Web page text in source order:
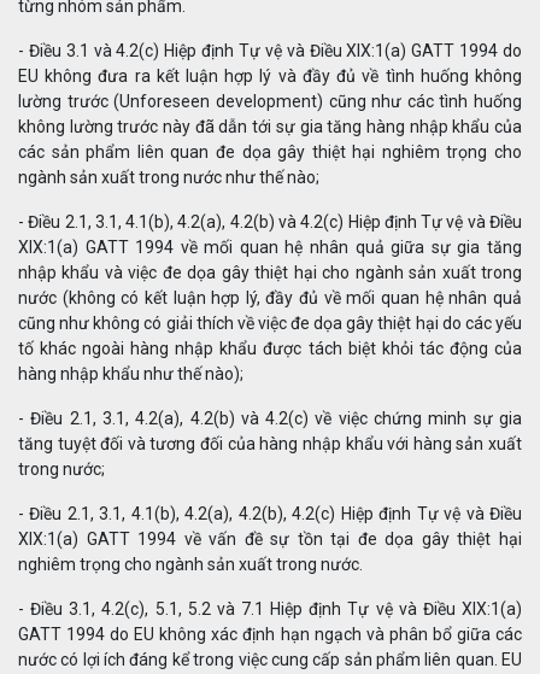
từng nhóm sản phẩm.
- Điều 3.1 và 4.2(c) Hiệp định Tự vệ và Điều XIX:1(a) GATT 1994 do
EU không đưa ra kết luận hợp lý và đầy đủ về tình huống không
lường trước (Unforeseen development) cũng như các tình huống
không lường trước này đã dẫn tới sự gia tăng hàng nhập khẩu của
các sản phẩm liên quan đe dọa gây thiệt hại nghiêm trọng cho
ngành sản xuất trong nước như thế nào;
- Điều 2.1, 3.1, 4.1(b), 4.2(a), 4.2(b) và 4.2(c) Hiệp định Tự vệ và Điều
XIX:1(a) GATT 1994 về mối quan hệ nhân quả giữa sự gia tăng
nhập khẩu và việc đe dọa gây thiệt hại cho ngành sản xuất trong
nước (không có kết luận hợp lý, đầy đủ về mối quan hệ nhân quả
cũng như không có giải thích về việc đe dọa gây thiệt hại do các yếu
tố khác ngoài hàng nhập khẩu được tách biệt khỏi tác động của
hàng nhập khẩu như thế nào);
- Điều 2.1, 3.1, 4.2(a), 4.2(b) và 4.2(c) về việc chứng minh sự gia
tăng tuyệt đối và tương đối của hàng nhập khẩu với hàng sản xuất
trong nước;
- Điều 2.1, 3.1, 4.1(b), 4.2(a), 4.2(b), 4.2(c) Hiệp định Tự vệ và Điều
XIX:1(a) GATT 1994 về vấn đề sự tồn tại đe dọa gây thiệt hại
nghiêm trọng cho ngành sản xuất trong nước.
- Điều 3.1, 4.2(c), 5.1, 5.2 và 7.1 Hiệp định Tự vệ và Điều XIX:1(a)
GATT 1994 do EU không xác định hạn ngạch và phân bổ giữa các
nước có lợi ích đáng kể trong việc cung cấp sản phẩm liên quan. EU